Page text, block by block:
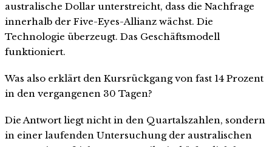
australische Dollar unterstreicht, dass die Nachfrage
innerhalb der Five-Eyes-Allianz wächst. Die
Technologie überzeugt. Das Geschäftsmodell
funktioniert.
Was also erklärt den Kursrückgang von fast 14 Prozent
in den vergangenen 30 Tagen?
Die Antwort liegt nicht in den Quartalszahlen, sondern
in einer laufenden Untersuchung der australischen